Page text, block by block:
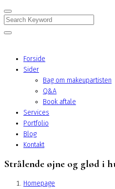
Search
Forside
Sider
Bag om makeupartisten
Q&A
Book aftale
Services
Portfolio
Blog
Kontakt
Strålende øjne og glød i
Homepage